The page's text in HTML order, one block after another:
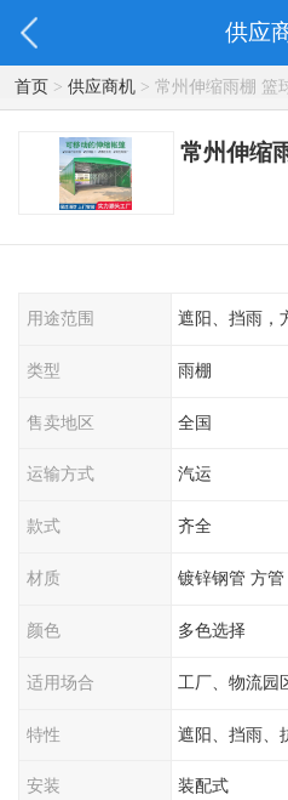
供应
首页> 供应商机> 常州伸缩雨棚 篮
常州伸缩
用途范围 遮阳、挡雨，
类型 雨棚
售卖地区 全国
运输方式 汽运
款式 齐全
材质 镀锌钢管 方
颜色 多色选择
适用场合
特性 遮阳、挡雨、
安装 装配式